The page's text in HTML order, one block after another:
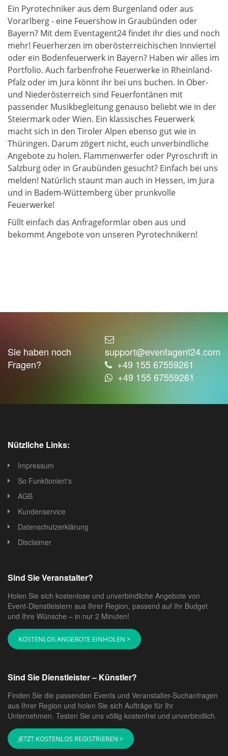
Ein Pyrotechniker aus dem Burgenland oder aus
Vorarlberg - eine Feuershow in Graubünden oder
Bayern? Mit dem Eventagent24 findet ihr dies und noch
mehr! Feuerherzen im oberösterreichischen Innviertel
oder ein Bodenfeuerwerk in Bayern? Haben wir alles im
Portfolio. Auch farbenfrohe Feuerwerke in Rheinland-
Pfalz oder im Jura könnt ihr bei uns buchen. In Ober-
und Niederösterreich sind Feuerfontänen mit
passender Musikbegleitung genauso beliebt wie in der
Steiermark oder Wien. Ein klassisches Feuerwerk
macht sich in den Tiroler Alpen ebenso gut wie in
Thüringen. Darum zögert nicht, euch unverbindliche
Angebote zu holen. Flammenwerfer oder Pyroschrift in
Salzburg oder in Graubünden gesucht? Einfach bei uns
melden! Natürlich staunt man auch in Hessen, im Jura
und in Badem-Wüttemberg über prunkvolle
Feuerwerke!
Füllt einfach das Anfrageformlar oben aus und
bekommt Angebote von unseren Pyrotechnikern!
Sie haben noch
Fragen?
support@eventagent24.com
+49 155 67559261
+49 155 67559261
Nützliche Links:
Impressum
So Funktioniert's
AGB
Kundenservice
Datenschutzerklärung
Disclaimer
Sind Sie Veranstalter?
Holen Sie sich kostenlose und unverbindliche Angebote von
Event-Dienstleistern aus Ihrer Region, passend auf Ihr Budget
und Ihre Wünsche – in nur 2 Minuten!
KOSTENLOS ANGEBOTE EINHOLEN >
Sind Sie Dienstleister – Künstler?
Finden Sie die passenden Events und Veranstalter-Suchanfragen
aus Ihrer Region und holen Sie sich Aufträge für Ihr
Unternehmen. Testen Sie uns völlig kostenfrei und unverbindlich.
JETZT KOSTENLOS REGISTRIEREN >